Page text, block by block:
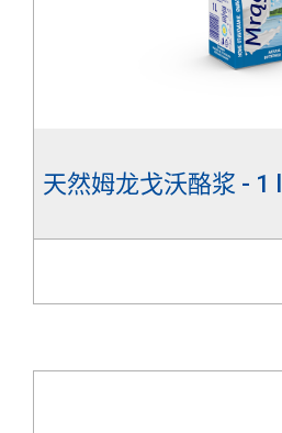
天然姆龙戈沃酪浆 - 1 l